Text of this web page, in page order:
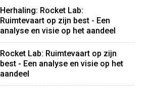
Herhaling: Rocket Lab:
Ruimtevaart op zijn best - Een
analyse en visie op het aandeel
Rocket Lab: Ruimtevaart op zijn
best - Een analyse en visie op het
aandeel